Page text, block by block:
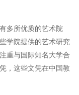
多所优质的艺术院
学院提供的艺术研究
重与国际知名大学合
，这些文凭在中国教